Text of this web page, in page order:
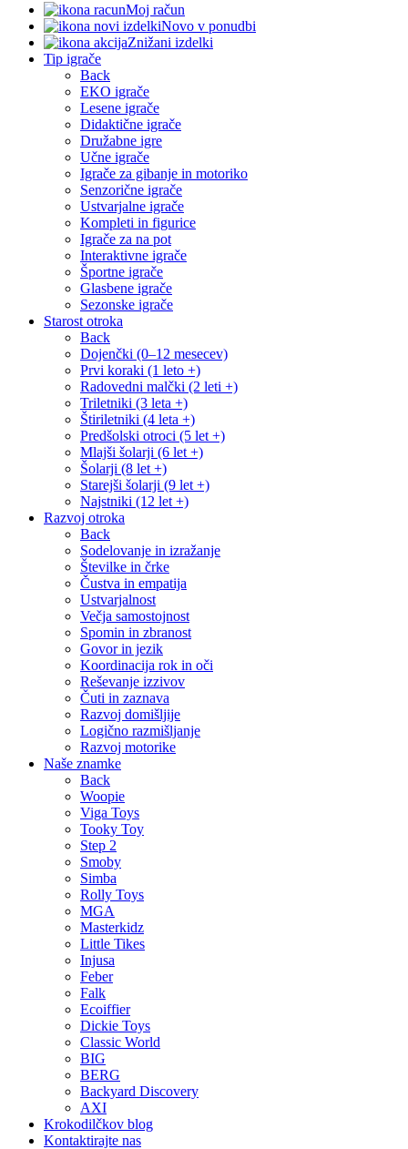
Moj račun
Novo v ponudbi
Znižani izdelki
Tip igrače
Back
EKO igrače
Lesene igrače
Didaktične igrače
Družabne igre
Učne igrače
Igrače za gibanje in motoriko
Senzorične igrače
Ustvarjalne igrače
Kompleti in figurice
Igrače za na pot
Interaktivne igrače
Športne igrače
Glasbene igrače
Sezonske igrače
Starost otroka
Back
Dojenčki (0–12 mesecev)
Prvi koraki (1 leto +)
Radovedni malčki (2 leti +)
Triletniki (3 leta +)
Štiriletniki (4 leta +)
Predšolski otroci (5 let +)
Mlajši šolarji (6 let +)
Šolarji (8 let +)
Starejši šolarji (9 let +)
Najstniki (12 let +)
Razvoj otroka
Back
Sodelovanje in izražanje
Številke in črke
Čustva in empatija
Ustvarjalnost
Večja samostojnost
Spomin in zbranost
Govor in jezik
Koordinacija rok in oči
Reševanje izzivov
Čuti in zaznava
Razvoj domišljije
Logično razmišljanje
Razvoj motorike
Naše znamke
Back
Woopie
Viga Toys
Tooky Toy
Step 2
Smoby
Simba
Rolly Toys
MGA
Masterkidz
Little Tikes
Injusa
Feber
Falk
Ecoiffier
Dickie Toys
Classic World
BIG
BERG
Backyard Discovery
AXI
Krokodilčkov blog
Kontaktirajte nas